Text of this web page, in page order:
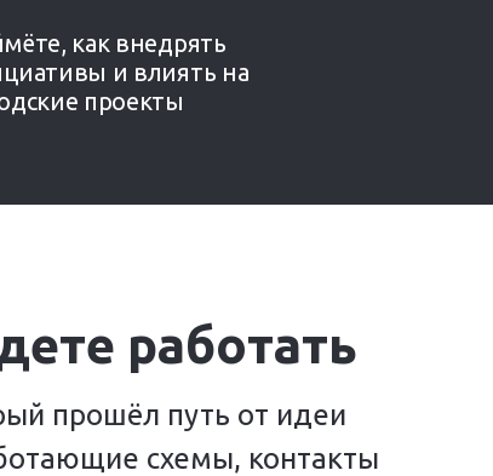
как внедрять
и влиять на
проекты
работать
прошёл путь от идеи
схемы, контакты